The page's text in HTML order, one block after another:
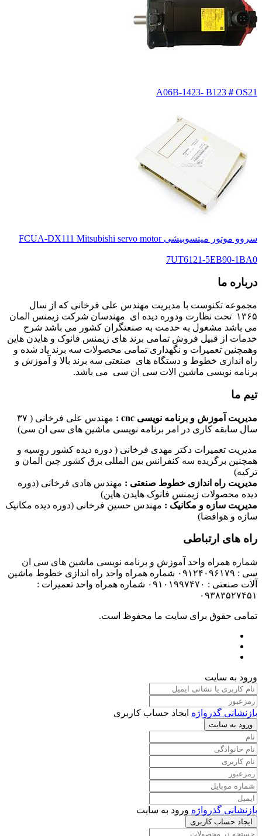
A06B-1423- B123＃OS21
سروو موتور میتسوبیشی FCUA-DX111 Mitsubishi servo motor
7UT6121-5EB90-1BA0
درباره ما
مجموعه تکنوست با مدیریت مهندس علی فرخانی که از سال
۱۳۶۵ تحت نظارت ودوره دیده ای مهندسان شرکت زیمنس المان
می باشد مشغول به خدمت به صنعتگران کشور می باشد شرح
خدمات از قبیل فروش تمامی برند های زیمنس فانوک و هایدن هاین
وهمچنین تعمیرات و نگهداری تمامی محصولات سه برند یاد شده و
راه اندازی خطوط و دستگاه های صنعتی سه برند بالا و آموزش و
برنامه نویسی ماشین الات سی ان سی می باشد.
تیم ما
مدیریت آموزش و برنامه نویسی cnc :
مهندس علی فرخانی ( ۳۷
سال سابقه کاری در امر برنامه نویسی ماشین های سی ان سی)
مدیریت تعمیرات دکتر مهدی فرخانی ( دوره دیده کشور روسیه و
همچنین برگزیده سه کنفرانس بین المللی برق کشور چین آلمان و
ترکیه)
مدیریت راه اندازی خطوط صنعتی : مهندس هادی فرخانی (دوره
دیده محصولات زیمنس فانوک هایدن هاین)
مدیریت سازه و مکانیک : مهندس حسین فرخانی (دوره دیده مکانیک
سازه و هوافضا)
راه های ارتباطی
شماره همراه واحد آموزش و برنامه نویسی ماشین های سی ان
سی : ۰۹۱۲۴۰۹۶۱۷۹ شماره همراه واحد راه اندازی خطوط ماشین
آلات صنعتی : ۰۹۱۰۱۹۹۷۴۷۰ شماره همراه واحد تعمیرات :
۰۹۳۸۳۵۲۷۴۵۱
تمامی حقوق برای سایت ما محفوظ است.
ورود به سایت
بازنشانی گذرواژه ایجاد حساب کاربری
ورود به سایت
بازنشانی گذرواژه ورود به سایت
ایجاد حساب کاربری